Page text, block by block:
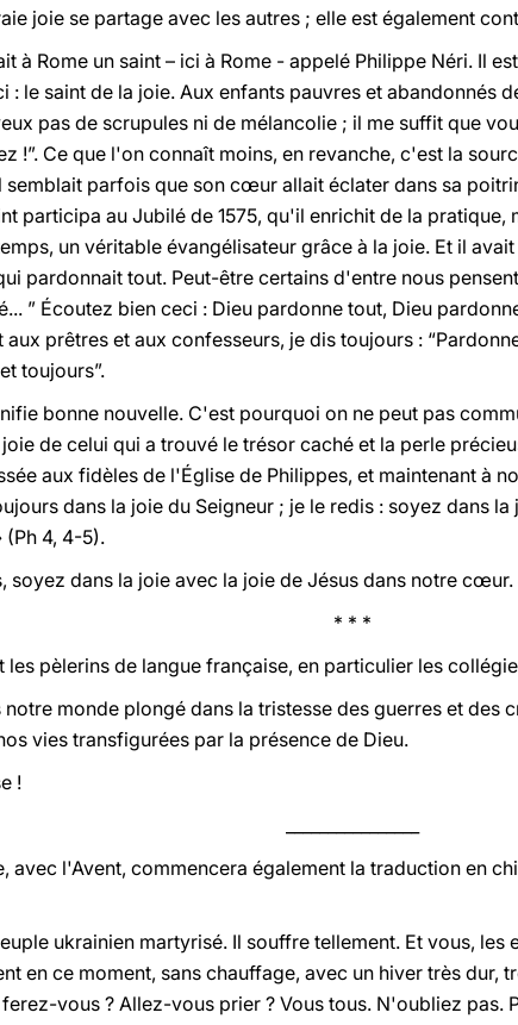
joie se partage avec les autres ; elle est également
à Rome un saint – ici à Rome - appelé Philippe Néri. Il
: le saint de la joie. Aux enfants pauvres et abandonnés
pas de scrupules ni de mélancolie ; il me suffit que
!”. Ce que l'on connaît moins, en revanche, c'est la
parfois que son cœur allait éclater dans sa
participa au Jubilé de 1575, qu'il enrichit de la pratique,
un véritable évangélisateur grâce à la joie. Et il
pardonnait tout. Peut-être certains d'entre nous
” Écoutez bien ceci : Dieu pardonne tout, Dieu
aux prêtres et aux confesseurs, je dis toujours :
toujours”.
bonne nouvelle. C'est pourquoi on ne peut pas
de celui qui a trouvé le trésor caché et la perle
aux fidèles de l'Église de Philippes, et maintenant à
dans la joie du Seigneur ; je le redis : soyez dans
(Ph 4, 4-5).
soyez dans la joie avec la joie de Jésus dans notre
* * *
pèlerins de langue française, en particulier les
monde plongé dans la tristesse des guerres et des
vies transfigurées par la présence de Dieu.
!
avec l'Avent, commencera également la traduction en
ukrainien martyrisé. Il souffre tellement. Et vous, les
en ce moment, sans chauffage, avec un hiver très dur,
vous ? Allez-vous prier ? Vous tous. N'oubliez pas.